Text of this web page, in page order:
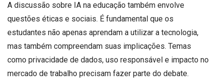
A discussão sobre IA na educação também envolve
questões éticas e sociais. É fundamental que os
estudantes não apenas aprendam a utilizar a tecnologia,
mas também compreendam suas implicações. Temas
como privacidade de dados, uso responsável e impacto no
mercado de trabalho precisam fazer parte do debate.